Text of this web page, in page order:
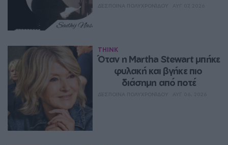
THINK
Όταν η Martha Stewart μπήκε
φυλακή και βγήκε πιο
διάσημη από ποτέ